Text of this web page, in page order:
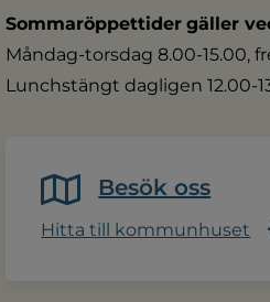
Sommaröppettider gäller
Måndag-torsdag 8.00-15.00,
Lunchstängt dagligen 12.00-
Besök oss
Hitta till kommunhuset